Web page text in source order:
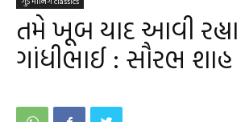
તમે ખૂબ યાદ આવી
ગાંધીભાઈ : સૌરભ શાહ